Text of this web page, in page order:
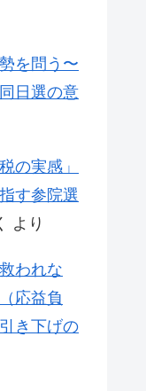
を問う〜
日選の意
の実感」
す参院選
より
われな
応益負
き下げの